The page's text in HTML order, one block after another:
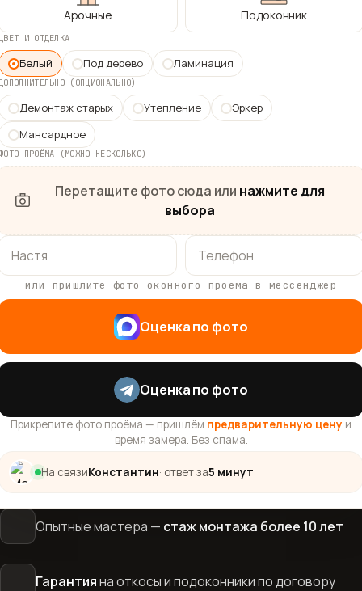
Арочные Подоконник
И ОТДЕЛКА
Белый Под дерево Ламинация
(ОПЦИОНАЛЬНО)
Демонтаж старых Утепление
Эркер
Мансардное
ПРОЁМА (МОЖНО НЕСКОЛЬКО)
Перетащите фото сюда или нажмите для
выбора
или пришлите фото оконного проёма в мессенджер
Оценка по фото
Оценка по фото
Прикрепите фото проёма — пришлём предварительную цену и
время замера. Без спама.
На связиКонстантин· ответ за5 минут
Опытные мастера — стаж монтажа более 10 лет
Гарантияна откосы и подоконники по договору